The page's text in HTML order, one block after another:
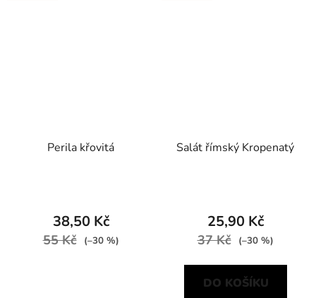
Perila křovitá
38,50 Kč
55 Kč (–30 %)
Salát římský Kropenatý
25,90 Kč
37 Kč (–30 %)
DO KOŠÍKU